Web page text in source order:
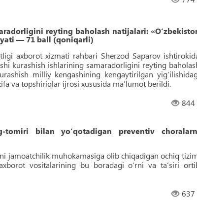
reyting baholash natijalari:
— 71 ball (qoniqarli)
axborot xizmati rahbari Sherzod Saparov
kurashish ishlarining samaradorligini reyting
milliy kengashining kengaytirilgan
va topshiriqlar ijrosi xususida maʼlumot berildi.
844
tomiri bilan yo‘qotadigan preventiv
jamoatchilik muhokamasiga olib chiqadigan ochiq
vositalarining bu boradagi o‘rni va taʼsiri
637